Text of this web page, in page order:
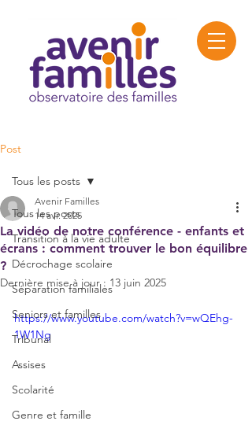
Post
Tous les posts
Transition à la vie adulte
Décrochage scolaire
Séparation familiales
Seniors et familles
Tribunal
Assises
Scolarité
Genre et famille
Tous les posts
La vidéo de notre conférence - enfants et
écrans : comment trouver le bon équilibre
?
Avenir Familles
14 avr. 2025
Dernière mise à jour : 13 juin 2025
https://www.youtube.com/watch?v=wQEhg-
1W1Ng